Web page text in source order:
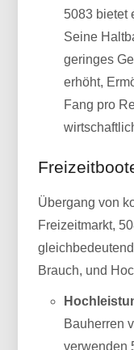
5083 bietet
Seine
geringes
erhöht,
Fang pro
Übergang von
Freizeitmarkt,
Brauch, und
Bauherren
verwenden